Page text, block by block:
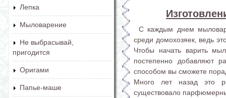
Лепка
Мыловарение
Не выбрасывай,
пригодится
Оригами
Папье-маше
С каждым днем
среди домохозяек, ведь
Чтобы начать варить
постепенно добавляют
способом вы сможете
Много лет назад это
существовало